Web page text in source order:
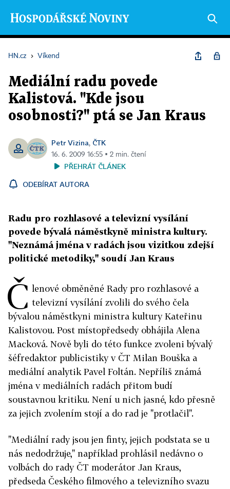
HN.cz › Víkend
Mediální radu povede
Kalistová. "Kde jsou
osobnosti?" ptá se Jan Kraus
Petr Vizina, ČTK
16. 6. 2009 16:55 ▪ 2 min. čtení
PŘEHRÁT ČLÁNEK
ODEBÍRAT AUTORA
Radu pro rozhlasové a televizní vysílání
povede bývalá náměstkyně ministra kultury.
"Neznámá jména v radách jsou vizitkou zdejší
politické metodiky," soudí Jan Kraus
Č lenové obměněné Rady pro rozhlasové a
televizní vysílání zvolili do svého čela
bývalou náměstkyni ministra kultury Kateřinu
Kalistovou. Post místopředsedy obhájila Alena
Macková. Nově byli do této funkce zvoleni bývalý
šéfredaktor publicistiky v ČT Milan Bouška a
mediální analytik Pavel Foltán. Nepříliš známá
jména v mediálních radách přitom budí
soustavnou kritiku. Není u nich jasné, kdo přesně
za jejich zvolením stojí a do rad je "protlačil".
"Mediální rady jsou jen finty, jejich podstata se u
nás nedodržuje," například prohlásil nedávno o
volbách do rady ČT moderátor Jan Kraus,
předseda Českého filmového a televizního svazu